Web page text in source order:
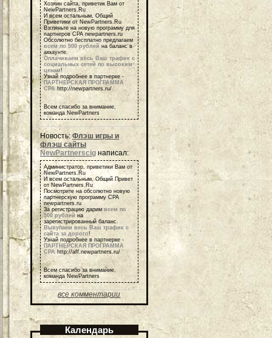
Хозяин сайта, приветик Вам от
NewPartners.Ru
И всем остальным, Общий
Приветики от NewPartners.Ru
Взгляньте на новую программу для
партнеров СРА newpartners.ru
Обсолютно бесплатно предлагаем
всем по 500 рублей на баланс в
аккаунте.
Оплачиваем весь Ваш трафик с
социальных сетей по высоким
ценам!
Узнай подробнее в партнерке -
ПАРТНЕРСКАЯ ПРОГРАММА
СРА http://newpartners.ru/
Всем спасибо за внимание,
команда NewPartners
Новость: Флэш игры и
флэш сайты
NewPartnerscig написал:
Администратор, приветики Вам от
NewPartners.Ru
И всем остальным, Общий Привет
от NewPartners.Ru
Посмотрите на обсолютно новую
партнерскую программу СРА
newpartners.ru
За регистрацию дарим всем по
500 рублей на
зарегистрированный баланс.
Выкупаем весь Ваш трафик с
сайта за дорого!
Узнай подробнее в партнерке -
ПАРТНЕРСКАЯ ПРОГРАММА
СРА http://aff.newpartners.ru/
Всем спасибо за внимание,
команда NewPartners
все комментарии
Календарь